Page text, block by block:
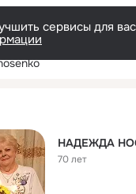
сервисы для
nosenko
НАДЕЖДА
70 лет